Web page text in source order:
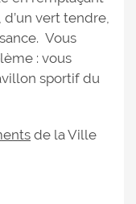
vert tendre,
Vous
: vous
sportif du
de la Ville